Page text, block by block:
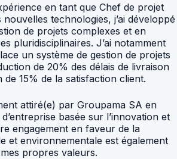
en tant que Chef de projet
technologies, j’ai développé
de projets complexes et en
pluridisciplinaires. J’ai notamment
un système de gestion de projets
de 20% des délais de livraison
15% de la satisfaction client.
attiré(e) par Groupama SA en
basée sur l’innovation et
engagement en faveur de la
et environnementale est également
propres valeurs.